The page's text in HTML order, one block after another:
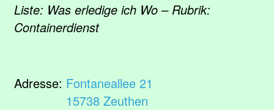
Liste: Was erledige ich Wo – Rubrik:
Containerdienst
Adresse: Fontaneallee 21
15738 Zeuthen